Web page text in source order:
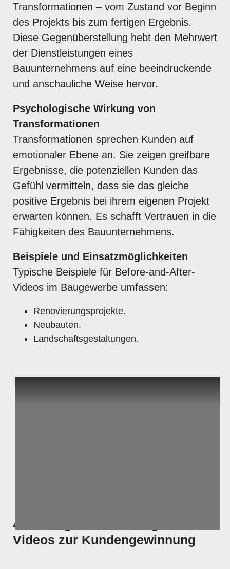
Transformationen – vom Zustand vor Beginn
des Projekts bis zum fertigen Ergebnis.
Diese Gegenüberstellung hebt den Mehrwert
der Dienstleistungen eines
Bauunternehmens auf eine beeindruckende
und anschauliche Weise hervor.
Psychologische Wirkung von
Transformationen
Transformationen sprechen Kunden auf
emotionaler Ebene an. Sie zeigen greifbare
Ergebnisse, die potenziellen Kunden das
Gefühl vermitteln, dass sie das gleiche
positive Ergebnis bei ihrem eigenen Projekt
erwarten können. Es schafft Vertrauen in die
Fähigkeiten des Bauunternehmens.
Beispiele und Einsatzmöglichkeiten
Typische Beispiele für Before-and-After-
Videos im Baugewerbe umfassen:
Renovierungsprojekte.
Neubauten.
Landschaftsgestaltungen.
4. Strategische Nutzung der
Videos zur Kundengewinnung